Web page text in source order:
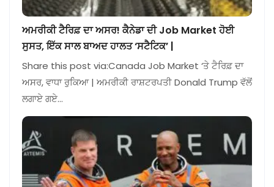
ਅਮਰੀਕੀ ਟੈਰਿਫ਼ ਦਾ ਅਸਰ! ਕੈਨੇਡਾ ਦੀ Job Market ਹੋਈ
ਸੁਸਤ, ਇੱਕ ਸਾਲ ਬਾਅਦ ਹਾਲਤ ‘ਸਟੈਟਿਕ’ |
Share this post via:Canada Job Market ‘ਤੇ ਟੈਰਿਫ਼ ਦਾ
ਅਸਰ, ਵਾਧਾ ਰੁਕਿਆ | ਅਮਰੀਕੀ ਰਾਸ਼ਟਰਪਤੀ Donald Trump ਵੱਲੋਂ
ਲਗਾਏ ਗਏ…